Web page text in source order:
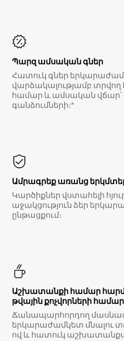
Պարզ ամսական գներ
Հատուկ գներ
վարձակալությամբ
համար և ամսական վճար՝
գանձումների։*
Ամրագրեք առանց
Կարծիքներ վստահելի
աջակցություն ձեր
ընթացքում։
Աշխատանքի համար
թվային քոչվորների համար
Ճանապարհորդող
երկարաժամկետ մնալու
ով և հատուկ